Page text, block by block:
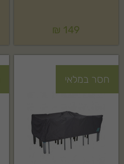
₪ 149
חסר במלאי